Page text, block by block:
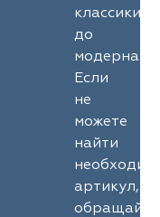
классики
до
модерна.
Если
не
можете
найти
артикул,